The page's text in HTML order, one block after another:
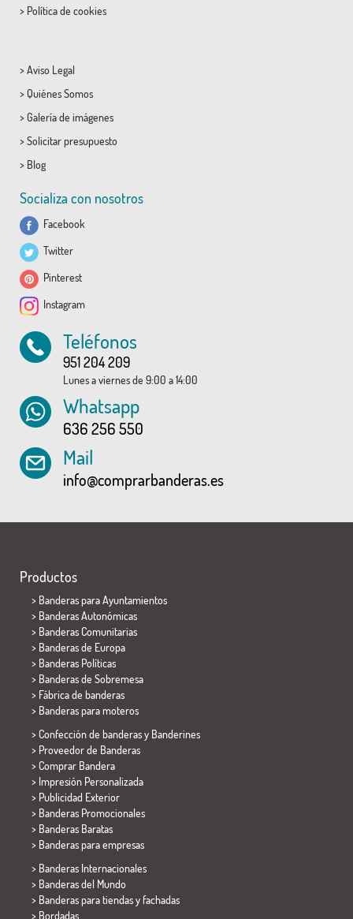
> Política de cookies
> Aviso Legal
> Quiénes Somos
> Galería de imágenes
> Solicitar presupuesto
> Blog
Socializa con nosotros
Facebook
Twitter
Pinterest
Instagram
Teléfonos
951 204 209
Lunes a viernes de 9:00 a 14:00
Whatsapp
636 256 550
Mail
info@comprarbanderas.es
Productos
> Banderas para Ayuntamientos
> Banderas Autonómicas
> Banderas Comunitarias
> Banderas de Europa
> Banderas Políticas
> Banderas de Sobremesa
> Fábrica de banderas
> Banderas para moteros
> Confección de banderas y Banderines
> Proveedor de Banderas
> Comprar Bandera
> Impresión Personalizada
> Publicidad Exterior
> Banderas Promocionales
> Banderas Baratas
> Banderas para empresas
> Banderas Internacionales
> Banderas del Mundo
> Banderas para tiendas y fachadas
> Bordadas